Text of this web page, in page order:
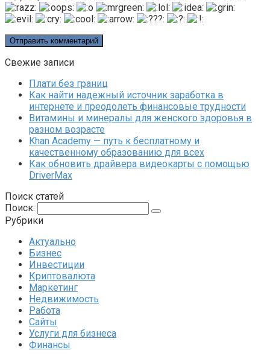
Свежие записи
Плати без границ
Как найти надежный источник заработка в
интернете и преодолеть финансовые трудности
Витамины и минералы для женского здоровья в
разном возрасте
Khan Academy — путь к бесплатному и
качественному образованию для всех
Как обновить драйвера видеокарты с помощью
DriverMax
Поиск статей
Поиск:
Рубрики
Актуально
Бизнес
Инвестиции
Криптовалюта
Маркетинг
Недвижимость
Работа
Сайты
Услуги для бизнеса
Финансы